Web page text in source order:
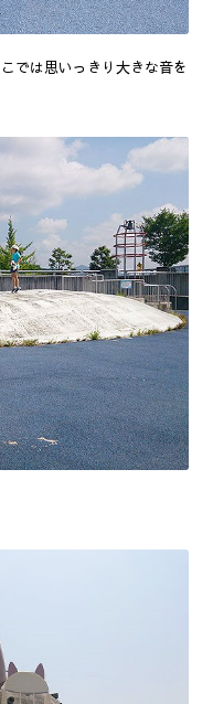
では思いっきり大きな音を